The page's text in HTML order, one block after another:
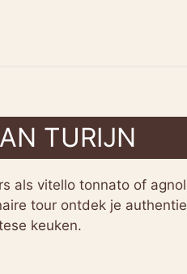
TURIJN
als vitello tonnato of
tour ontdek je
keuken.